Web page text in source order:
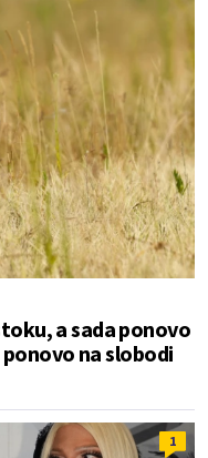
a sada ponovo
na slobodi
1